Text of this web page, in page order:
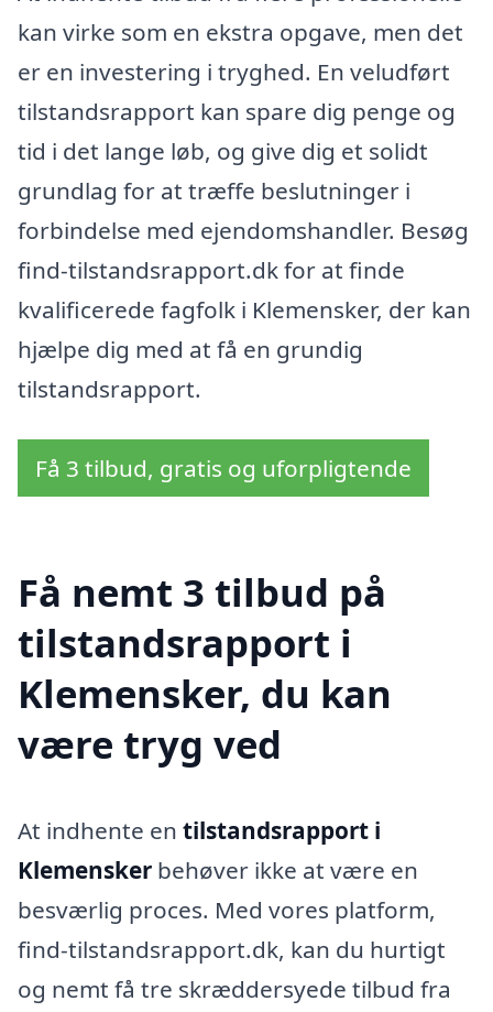
kan virke som en ekstra opgave, men det
er en investering i tryghed. En veludført
tilstandsrapport kan spare dig penge og
tid i det lange løb, og give dig et solidt
grundlag for at træffe beslutninger i
forbindelse med ejendomshandler. Besøg
find-tilstandsrapport.dk for at finde
kvalificerede fagfolk i Klemensker, der kan
hjælpe dig med at få en grundig
tilstandsrapport.
Få 3 tilbud, gratis og uforpligtende
Få nemt 3 tilbud på
tilstandsrapport i
Klemensker, du kan
være tryg ved
At indhente en tilstandsrapport i
Klemensker behøver ikke at være en
besværlig proces. Med vores platform,
find-tilstandsrapport.dk, kan du hurtigt
og nemt få tre skræddersyede tilbud fra